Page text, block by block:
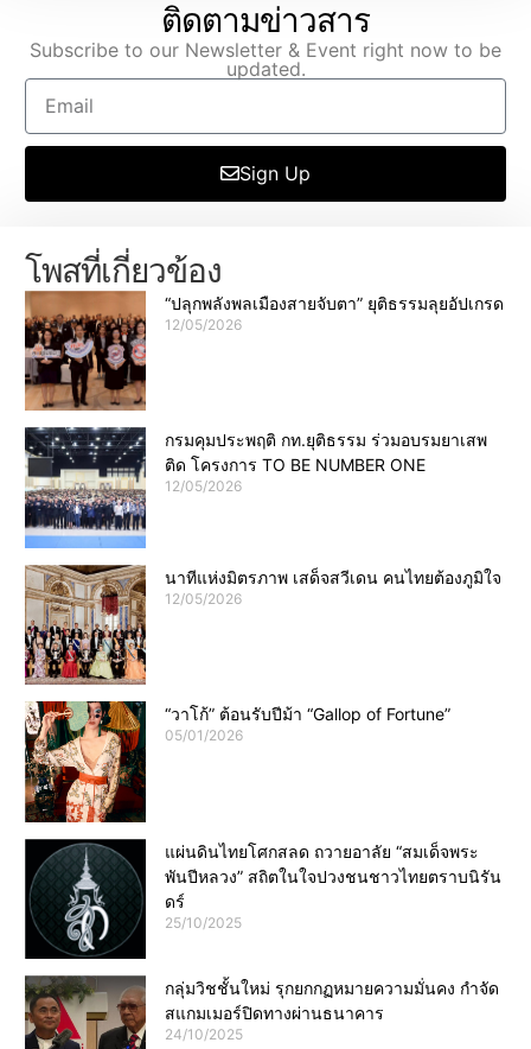
ติดตามข่าวสาร
Subscribe to our Newsletter & Event right now to be
updated.
Sign Up
โพสที่เกี่ยวข้อง
“ปลุกพลังพลเมืองสายจับตา” ยุติธรรมลุยอัปเกรด
12/05/2026
กรมคุมประพฤติ กท.ยุติธรรม ร่วมอบรมยาเสพ
ติด โครงการ TO BE NUMBER ONE
12/05/2026
นาทีแห่งมิตรภาพ เสด็จสวีเดน คนไทยต้องภูมิใจ
12/05/2026
“วาโก้” ต้อนรับปีม้า “Gallop of Fortune”
05/01/2026
แผ่นดินไทยโศกสลด ถวายอาลัย “สมเด็จพระ
พันปีหลวง” สถิตในใจปวงชนชาวไทยตราบนิรัน
ดร์
25/10/2025
กลุ่มวิชชั้นใหม่ รุกยกกฏหมายความมั่นคง กำจัด
สแกมเมอร์ปิดทางผ่านธนาคาร
24/10/2025